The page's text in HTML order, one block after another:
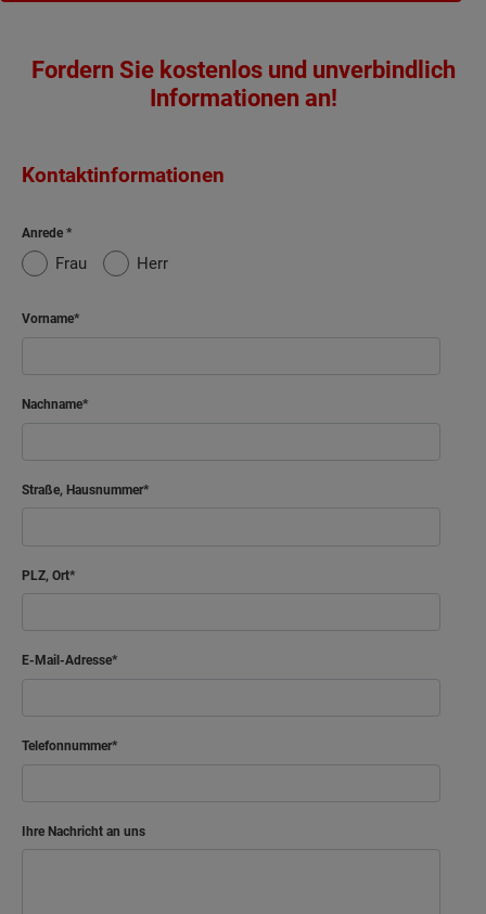
Fordern Sie kostenlos und unverbindlich
Informationen an!
Kontaktinformationen
Anrede
Frau Herr
Vorname
Nachname
Straße, Hausnummer
PLZ, Ort
E-Mail-Adresse
Telefonnummer
Ihre Nachricht an uns